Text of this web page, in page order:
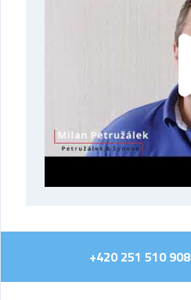
+420 251 510 908